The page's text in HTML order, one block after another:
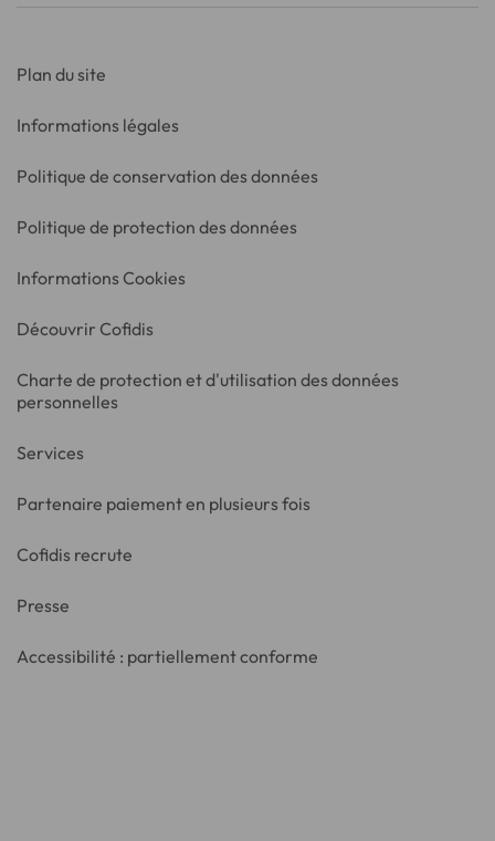
Plan du site
Informations légales
Politique de conservation des données
Politique de protection des données
Informations Cookies
Découvrir Cofidis
Charte de protection et d'utilisation des données
personnelles
Services
Partenaire paiement en plusieurs fois
Cofidis recrute
Presse
Accessibilité : partiellement conforme